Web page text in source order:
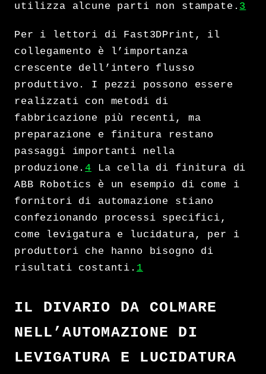
utilizza alcune parti non stampate. 3
Per i lettori di Fast3DPrint, il
collegamento è l’importanza
crescente dell’intero flusso
produttivo. I pezzi possono essere
realizzati con metodi di
fabbricazione più recenti, ma
preparazione e finitura restano
passaggi importanti nella
produzione.4 La cella di finitura di
ABB Robotics è un esempio di come i
fornitori di automazione stiano
confezionando processi specifici,
come levigatura e lucidatura, per i
produttori che hanno bisogno di
risultati costanti. 1
IL DIVARIO DA COLMARE
NELL’AUTOMAZIONE DI
LEVIGATURA E LUCIDATURA